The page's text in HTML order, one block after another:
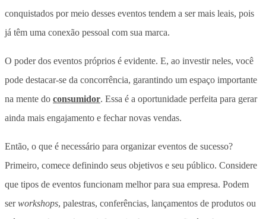
conquistados por meio desses eventos tendem a ser mais leais, pois
já têm uma conexão pessoal com sua marca.
O poder dos eventos próprios é evidente. E, ao investir neles, você
pode destacar-se da concorrência, garantindo um espaço importante
na mente do consumidor. Essa é a oportunidade perfeita para gerar
ainda mais engajamento e fechar novas vendas.
Então, o que é necessário para organizar eventos de sucesso?
Primeiro, comece definindo seus objetivos e seu público. Considere
que tipos de eventos funcionam melhor para sua empresa. Podem
serworkshops, palestras, conferências, lançamentos de produtos ou